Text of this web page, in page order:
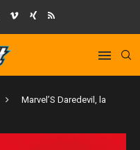
Marvel’S Daredevil, la